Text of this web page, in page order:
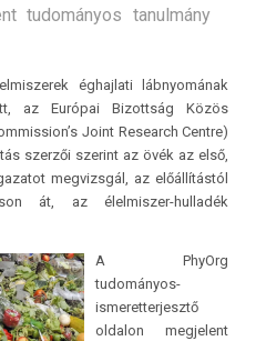
tudományos tanulmány
éghajlati lábnyomának
az Európai Bizottság Közös
Joint Research Centre)
szerzői szerint az övék az első,
megvizsgál, az előállítástól
át, az élelmiszer-hulladék
A PhyOrg
tudományos-
ismeretterjesztő
oldalon megjelent